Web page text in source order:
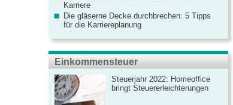
Karriere
Die gläserne Decke durchbrechen: 5 Tipps
für die Karriereplanung
Einkommensteuer
Steuerjahr 2022: Homeoffice
bringt Steuererleichterungen